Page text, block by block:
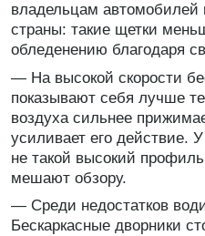
владельцам автомобилей
страны: такие щетки
обледенению благодаря
— На высокой скорости
показывают себя лучше
воздуха сильнее
усиливает его действие.
не такой высокий
мешают обзору.
— Среди недостатков
Бескаркасные дворники